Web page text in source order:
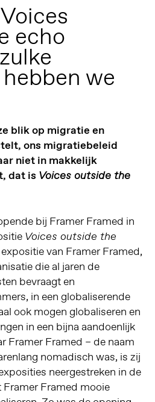
echo
we
blik op migratie en
ons migratiebeleid
niet in makkelijk
dat is Voices outside the
bij Framer Framed in
Voices outside the
van Framer Framed,
die al jaren de
bevraagt en
in een globaliserende
ook mogen globaliseren en
in een bijna aandoenlijk
Framer Framed – de naam
nomadisch was, is zij
neergestreken in de
Framed mooie